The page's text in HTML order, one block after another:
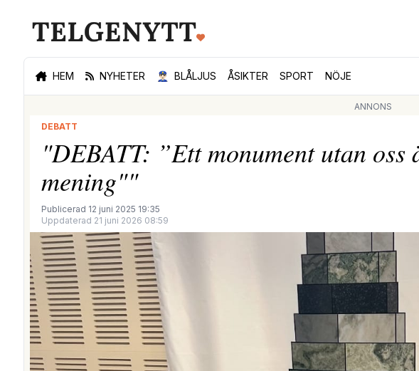
HEM NYHETER 👮🏻‍♂️ BLÅLJUS ÅSIKTER SPORT NÖJE
ANNONS
DEBATT
"DEBATT: ”Ett monument utan oss
mening""
Publicerad 12 juni 2025 19:35
Uppdaterad 21 juni 2026 08:59